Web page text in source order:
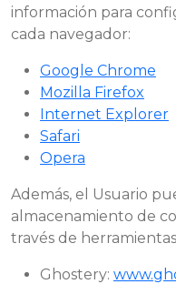
información para
cada navegador:
Google Chrome
Mozilla Firefox
Internet Explorer
Safari
Opera
Además, el Usuario
almacenamiento de
través de
Ghostery: